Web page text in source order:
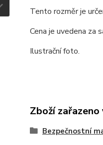
Tento rozměr je
Cena je uvedena za
Ilustrační foto.
Zboží
Bezpečnostní